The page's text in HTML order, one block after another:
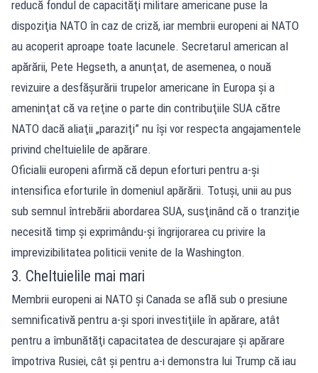
reducă fondul de capacităţi militare americane puse la
dispoziţia NATO în caz de criză, iar membrii europeni ai NATO
au acoperit aproape toate lacunele. Secretarul american al
apărării, Pete Hegseth, a anunţat, de asemenea, o nouă
revizuire a desfăşurării trupelor americane în Europa şi a
ameninţat că va reţine o parte din contribuţiile SUA către
NATO dacă aliaţii „paraziţi” nu îşi vor respecta angajamentele
privind cheltuielile de apărare.
Oficialii europeni afirmă că depun eforturi pentru a-şi
intensifica eforturile în domeniul apărării. Totuşi, unii au pus
sub semnul întrebării abordarea SUA, susţinând că o tranziţie
necesită timp şi exprimându-şi îngrijorarea cu privire la
imprevizibilitatea politicii venite de la Washington.
3. Cheltuielile mai mari
Membrii europeni ai NATO şi Canada se află sub o presiune
semnificativă pentru a-şi spori investiţiile în apărare, atât
pentru a îmbunătăţi capacitatea de descurajare şi apărare
împotriva Rusiei, cât şi pentru a-i demonstra lui Trump că iau